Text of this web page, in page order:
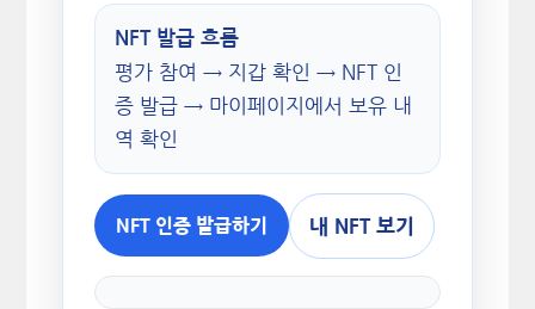
NFT 발급 흐름
평가 참여 → 지갑 확인 → NFT 인
증 발급 → 마이페이지에서 보유 내
역 확인
NFT 인증 발급하기 내 NFT 보기